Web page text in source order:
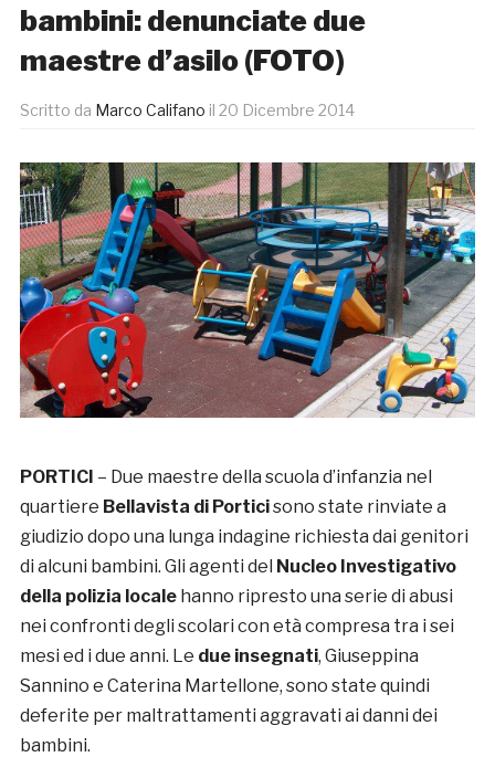
bambini: denunciate due
maestre d’asilo (FOTO)
Scritto da Marco Califano il 20 Dicembre 2014
PORTICI – Due maestre della scuola d’infanzia nel
quartiere Bellavista di Porticisono state rinviate a
giudizio dopo una lunga indagine richiesta dai genitori
di alcuni bambini. Gli agenti del Nucleo Investigativo
della polizia localehanno ripresto una serie di abusi
nei confronti degli scolari con età compresa tra i sei
mesi ed i due anni. Le due insegnati, Giuseppina
Sannino e Caterina Martellone, sono state quindi
deferite per maltrattamenti aggravati ai danni dei
bambini.